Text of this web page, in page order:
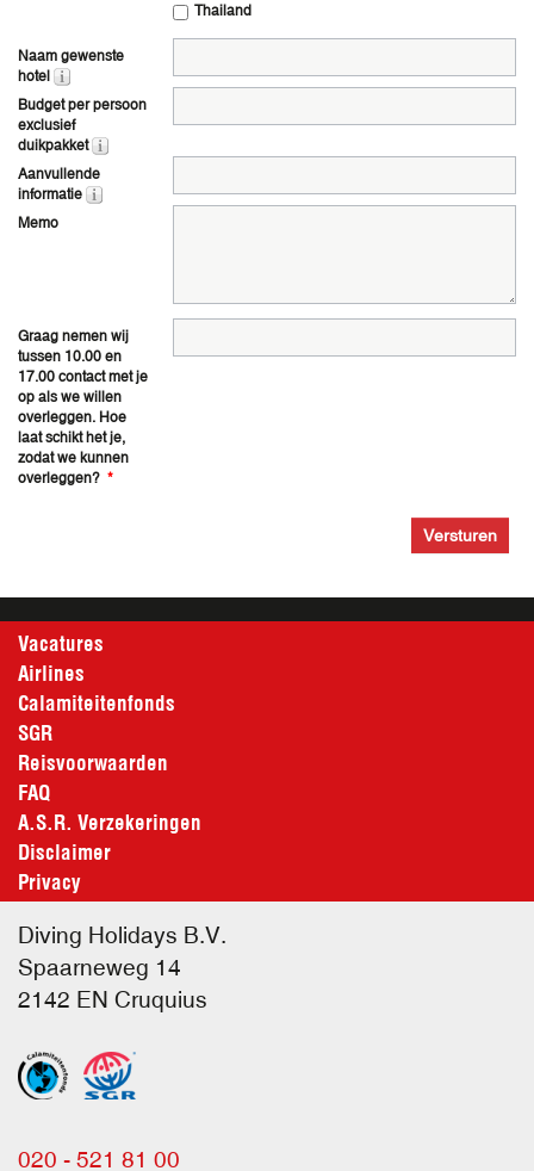
Thailand
Naam gewenste
hotel
Budget per persoon
exclusief
duikpakket
Aanvullende
informatie
Memo
Graag nemen wij
tussen 10.00 en
17.00 contact met je
op als we willen
overleggen. Hoe
laat schikt het je,
zodat we kunnen
overleggen? *
Vacatures
Airlines
Calamiteitenfonds
SGR
Reisvoorwaarden
FAQ
A.S.R. Verzekeringen
Disclaimer
Privacy
Diving Holidays B.V.
Spaarneweg 14
2142 EN Cruquius
020 - 521 81 00